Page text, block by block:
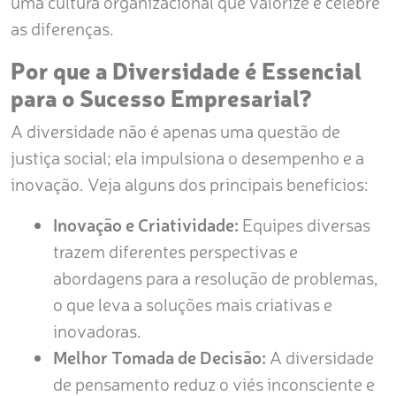
as diferenças.
Por que a Diversidade é Essencial
para o Sucesso Empresarial?
A diversidade não é apenas uma questão de
justiça social; ela impulsiona o desempenho e a
inovação. Veja alguns dos principais benefícios:
Inovação e Criatividade: Equipes diversas
trazem diferentes perspectivas e
abordagens para a resolução de problemas,
o que leva a soluções mais criativas e
inovadoras.
Melhor Tomada de Decisão: A diversidade
de pensamento reduz o viés inconsciente e